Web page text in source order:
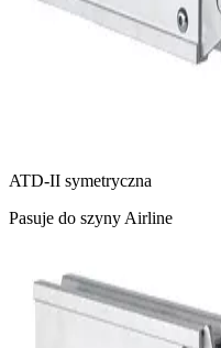
ATD-II symetryczna
Pasuje do szyny Airline